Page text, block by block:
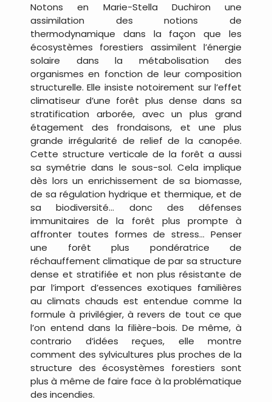
Notons en Marie-Stella Duchiron une
assimilation des notions de
thermodynamique dans la façon que les
écosystèmes forestiers assimilent l’énergie
solaire dans la métabolisation des
organismes en fonction de leur composition
structurelle. Elle insiste notoirement sur l’effet
climatiseur d’une forêt plus dense dans sa
stratification arborée, avec un plus grand
étagement des frondaisons, et une plus
grande irrégularité de relief de la canopée.
Cette structure verticale de la forêt a aussi
sa symétrie dans le sous-sol. Cela implique
dès lors un enrichissement de sa biomasse,
de sa régulation hydrique et thermique, et de
sa biodiversité… donc des défenses
immunitaires de la forêt plus prompte à
affronter toutes formes de stress… Penser
une forêt plus pondératrice de
réchauffement climatique de par sa structure
dense et stratifiée et non plus résistante de
par l’import d’essences exotiques familières
au climats chauds est entendue comme la
formule à privilégier, à revers de tout ce que
l’on entend dans la filière-bois. De même, à
contrario d’idées reçues, elle montre
comment des sylvicultures plus proches de la
structure des écosystèmes forestiers sont
plus à même de faire face à la problématique
des incendies.